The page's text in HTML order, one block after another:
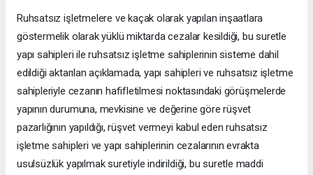
Ruhsatsız işletmelere ve kaçak olarak yapılan inşaatlara
göstermelik olarak yüklü miktarda cezalar kesildiği, bu suretle
yapı sahipleri ile ruhsatsız işletme sahiplerinin sisteme dahil
edildiği aktarılan açıklamada, yapı sahipleri ve ruhsatsız işletme
sahipleriyle cezanın hafifletilmesi noktasındaki görüşmelerde
yapının durumuna, mevkisine ve değerine göre rüşvet
pazarlığının yapıldığı, rüşvet vermeyi kabul eden ruhsatsız
işletme sahipleri ve yapı sahiplerinin cezalarının evrakta
usulsüzlük yapılmak suretiyle indirildiği, bu suretle maddi